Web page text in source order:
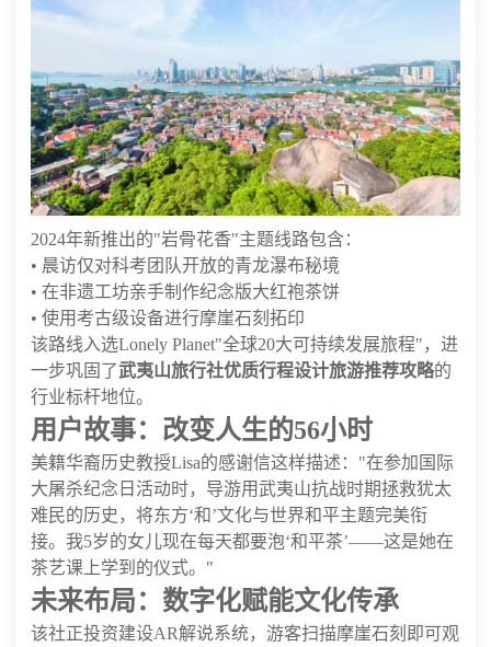
2024年新推出的"岩骨花香"主题线路包含：
• 晨访仅对科考团队开放的青龙瀑布秘境
• 在非遗工坊亲手制作纪念版大红袍茶饼
• 使用考古级设备进行摩崖石刻拓印
该路线入选Lonely Planet"全球20大可持续发展旅程"，进
一步巩固了武夷山旅行社优质行程设计旅游推荐攻略的
行业标杆地位。
用户故事：改变人生的56小时
美籍华裔历史教授Lisa的感谢信这样描述："在参加国际
大屠杀纪念日活动时，导游用武夷山抗战时期拯救犹太
难民的历史，将东方‘和’文化与世界和平主题完美衔
接。我5岁的女儿现在每天都要泡‘和平茶’——这是她在
茶艺课上学到的仪式。"
未来布局：数字化赋能文化传承
该社正投资建设AR解说系统，游客扫描摩崖石刻即可观